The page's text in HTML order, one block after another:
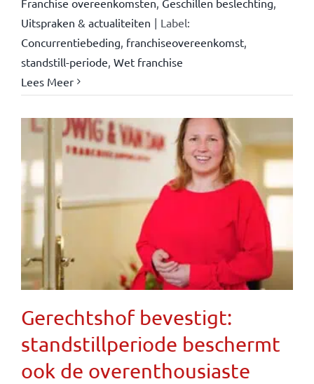
Uitspraken & actualiteiten | Label:
Concurrentiebeding franchiseovereenkomst,
standstill-periode Wet franchise
Lees Meer
Gerechtshof bevestigt:
standstillperiode beschermt
ook de overenthousiaste